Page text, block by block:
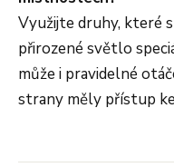
Využijte druhy, které
přirozené světlo
může i pravidelné
strany měly přístup